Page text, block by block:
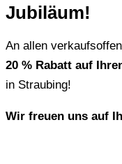
Jubiläum!
An allen
20 % Rabatt auf
in Straubing!
Wir freuen uns auf